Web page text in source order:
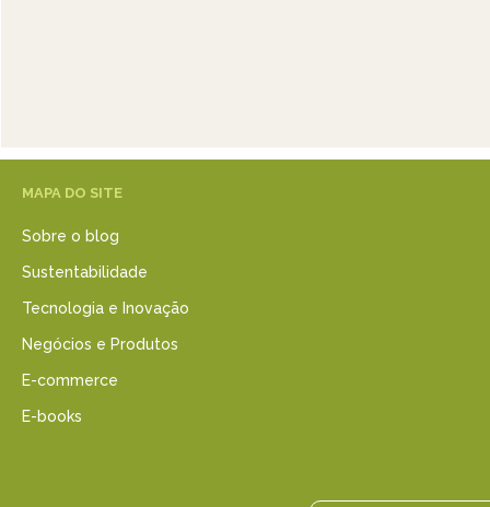
MAPA DO SITE
Sobre o blog
Sustentabilidade
Tecnologia e Inovação
Negócios e Produtos
E-commerce
E-books